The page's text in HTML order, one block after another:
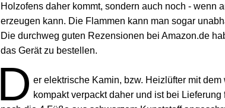
Holzofens daher kommt, sondern auch noch - wenn
erzeugen kann. Die Flammen kann man sogar
Die durchweg guten Rezensionen bei Amazon.de
das Gerät zu bestellen.
D er elektrische Kamin, bzw. Heizlüfter mit
kompakt verpackt daher und ist bei